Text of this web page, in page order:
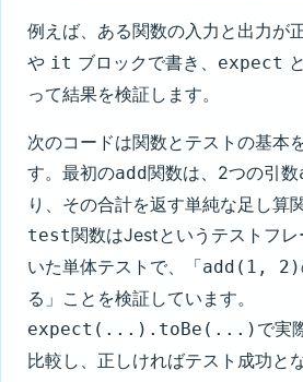
例えば、ある関数の入力と出力が
や it ブロックで書き、 expect
って結果を検証します。
次のコードは関数とテストの基本
す。最初のadd関数は、2つの引数
り、その合計を返す単純な足し算
test関数はJestというテストフ
いた単体テストで、「add(1, 2)
る」ことを検証しています。
expect(...).toBe(...) で実
比較し、正しければテスト成功と